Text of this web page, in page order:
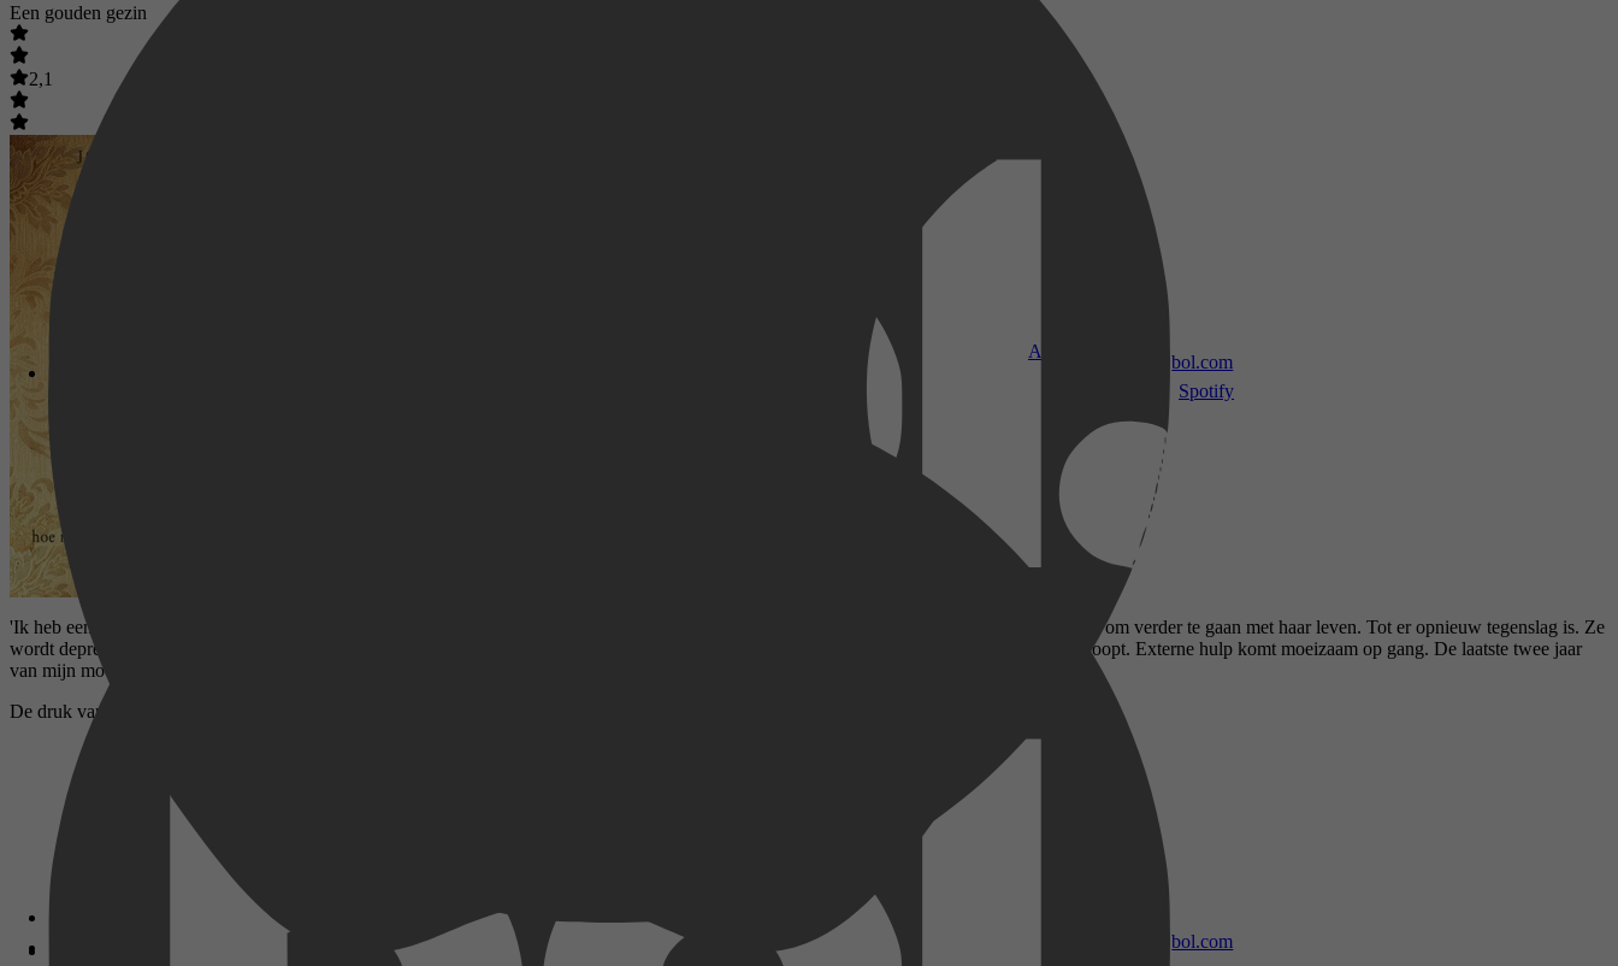
Apple TV
bol.com
bol.com
Spotify
Een gouden gezin
2,1
'Ik heb een gouden gezin.' Het zijn de laatste woorden van mijn vader voor hij overlijdt. Met hulp van haar negen kinderen lukt het mijn moeder om verder te gaan met haar leven. Tot er opnieuw tegenslag is. Ze
wordt depressief en probeert zichzelf van het leven te beroven. De zorg voor haar neemt toe, waardoor ook de spanning tussen de kinderen oploopt. Externe hulp komt moeizaam op gang. De laatste twee jaar
van mijn moeders leven zijn zwaar.
De druk van de mantelzorg veroorzaakt een breuk in het gezin. Mijn moeder voelt zich tot last. 'We hadden haar graag nog gelukkig gezien.'